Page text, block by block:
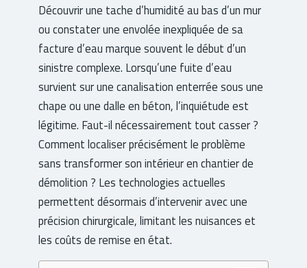
Découvrir une tache d’humidité au bas d’un mur
ou constater une envolée inexpliquée de sa
facture d’eau marque souvent le début d’un
sinistre complexe. Lorsqu’une fuite d’eau
survient sur une canalisation enterrée sous une
chape ou une dalle en béton, l’inquiétude est
légitime. Faut-il nécessairement tout casser ?
Comment localiser précisément le problème
sans transformer son intérieur en chantier de
démolition ? Les technologies actuelles
permettent désormais d’intervenir avec une
précision chirurgicale, limitant les nuisances et
les coûts de remise en état.